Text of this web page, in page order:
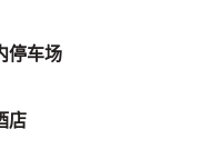
停车场
店